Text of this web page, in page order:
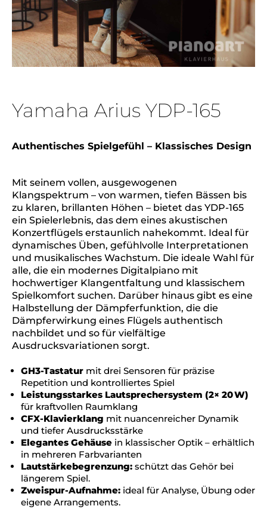
Yamaha Arius YDP-165
Authentisches Spielgefühl – Klassisches Design
Mit seinem vollen, ausgewogenen
Klangspektrum – von warmen, tiefen Bässen bis
zu klaren, brillanten Höhen – bietet das YDP-165
ein Spielerlebnis, das dem eines akustischen
Konzertflügels erstaunlich nahekommt. Ideal für
dynamisches Üben, gefühlvolle Interpretationen
und musikalisches Wachstum. Die ideale Wahl für
alle, die ein modernes Digitalpiano mit
hochwertiger Klangentfaltung und klassischem
Spielkomfort suchen. Darüber hinaus gibt es eine
Halbstellung der Dämpferfunktion, die die
Dämpferwirkung eines Flügels authentisch
nachbildet und so für vielfältige
Ausdrucksvariationen sorgt.
GH3-Tastatur mit drei Sensoren für präzise
Repetition und kontrolliertes Spiel
Leistungsstarkes Lautsprechersystem (2× 20 W)
für kraftvollen Raumklang
CFX-Klavierklang mit nuancenreicher Dynamik
und tiefer Ausdrucksstärke
Elegantes Gehäuse in klassischer Optik – erhältlich
in mehreren Farbvarianten
Lautstärkebegrenzung: schützt das Gehör bei
längerem Spiel.
Zweispur-Aufnahme: ideal für Analyse, Übung oder
eigene Arrangements.